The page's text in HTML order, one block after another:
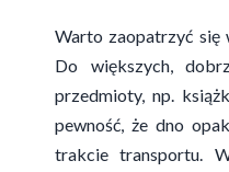
Warto zaopatrzyć się
Do większych,
przedmioty, np.
pewność, że dno
trakcie transportu.